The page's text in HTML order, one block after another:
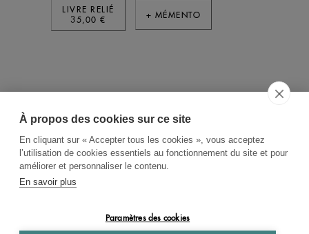
À propos des cookies sur ce site
En cliquant sur « Accepter tous les cookies », vous acceptez
l’utilisation de cookies essentiels au fonctionnement du site et pour
améliorer et personnaliser le contenu.
En savoir plus
Paramètres des cookies
LIVRE RELIÉ
35,00 €
+ MÉMENTO
RECHERCHE THÉMATIQUE